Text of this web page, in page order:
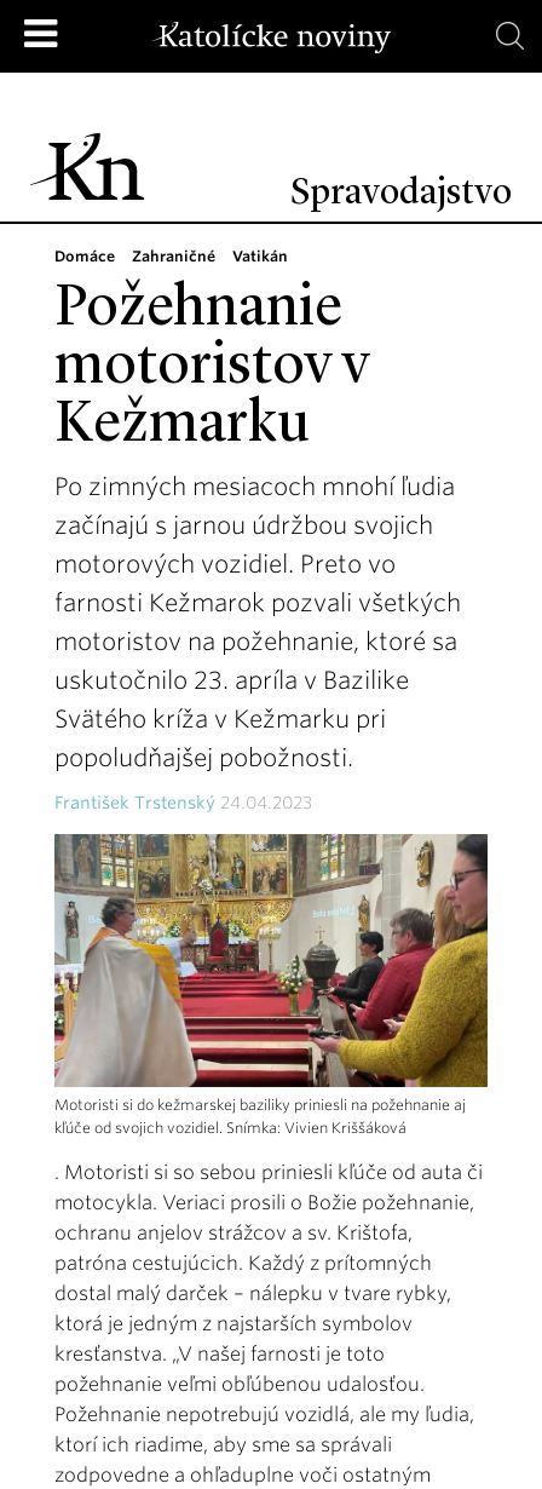
Spravodajstvo
Domáce Zahraničné Vatikán
Požehnanie
motoristov v
Kežmarku
Po zimných mesiacoch mnohí ľudia
začínajú s jarnou údržbou svojich
motorových vozidiel. Preto vo
farnosti Kežmarok pozvali všetkých
motoristov na požehnanie, ktoré sa
uskutočnilo 23. apríla v Bazilike
Svätého kríža v Kežmarku pri
popoludňajšej pobožnosti.
František Trstenský 24.04.2023
Motoristi si do kežmarskej baziliky priniesli na požehnanie aj
kľúče od svojich vozidiel. Snímka: Vivien Kriššáková
. Motoristi si so sebou priniesli kľúče od auta či
motocykla. Veriaci prosili o Božie požehnanie,
ochranu anjelov strážcov a sv. Krištofa,
patróna cestujúcich. Každý z prítomných
dostal malý darček – nálepku v tvare rybky,
ktorá je jedným z najstarších symbolov
kresťanstva. „V našej farnosti je toto
požehnanie veľmi obľúbenou udalosťou.
Požehnanie nepotrebujú vozidlá, ale my ľudia,
ktorí ich riadime, aby sme sa správali
zodpovedne a ohľaduplne voči ostatným